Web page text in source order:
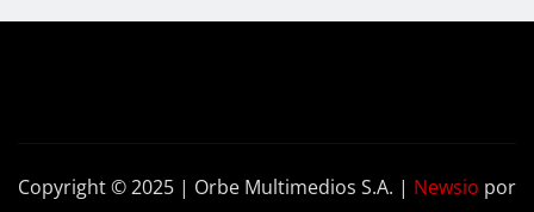
Copyright © 2025 | Orbe Multimedios S.A. | Newsio por